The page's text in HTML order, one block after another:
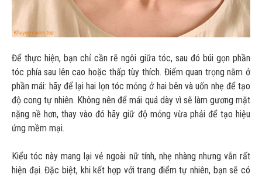
Để thực hiện, bạn chỉ cần rẽ ngôi giữa tóc, sau đó búi gọn phần
tóc phía sau lên cao hoặc thấp tùy thích. Điểm quan trọng nằm ở
phần mái: hãy để lại hai lọn tóc mỏng ở hai bên và uốn nhẹ để tạo
độ cong tự nhiên. Không nên để mái quá dày vì sẽ làm gương mặt
nặng nề hơn, thay vào đó hãy giữ độ mỏng vừa phải để tạo hiệu
ứng mềm mại.
Kiểu tóc này mang lại vẻ ngoài nữ tính, nhẹ nhàng nhưng vẫn rất
hiện đại. Đặc biệt, khi kết hợp với trang điểm tự nhiên, bạn sẽ có